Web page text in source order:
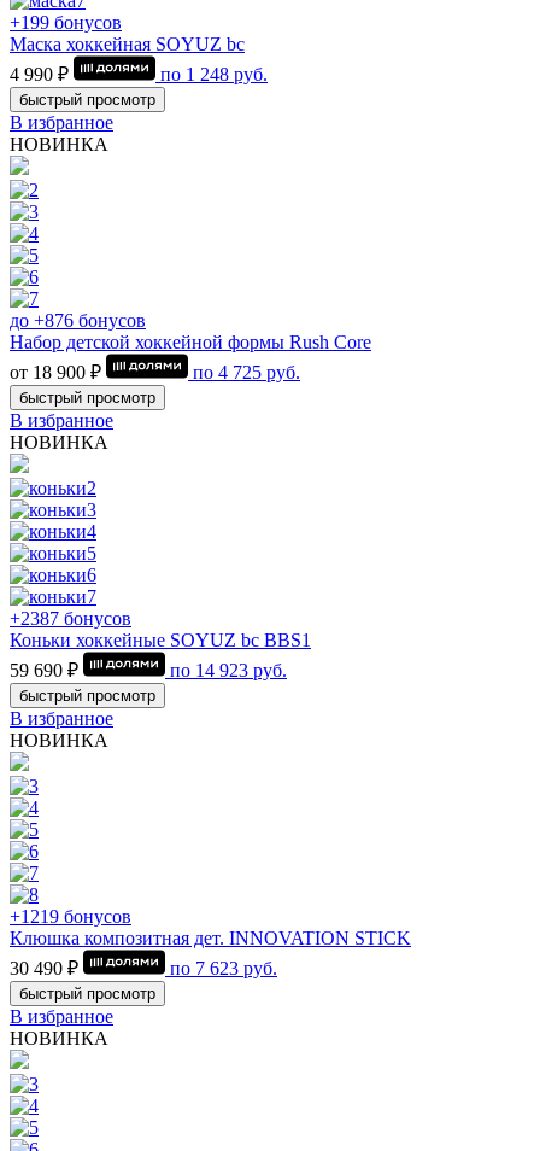
+199 бонусов
Маска хоккейная SOYUZ bc
4 990 ₽
по 1 248 руб.
быстрый просмотр
В избранное
НОВИНКА
до +876 бонусов
Набор детской хоккейной формы Rush Core
от 18 900 ₽
по 4 725 руб.
быстрый просмотр
В избранное
НОВИНКА
+2387 бонусов
Коньки хоккейные SOYUZ bc BBS1
59 690 ₽
по 14 923 руб.
быстрый просмотр
В избранное
НОВИНКА
+1219 бонусов
Клюшка композитная дет. INNOVATION STICK
30 490 ₽
по 7 623 руб.
быстрый просмотр
В избранное
НОВИНКА